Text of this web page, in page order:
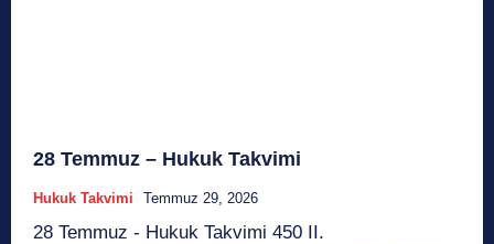
28 Temmuz – Hukuk Takvimi
Hukuk Takvimi Temmuz 29, 2026
28 Temmuz - Hukuk Takvimi 450 II.